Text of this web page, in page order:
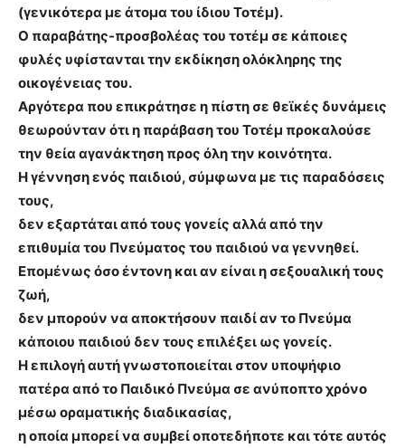
(γενικότερα με άτομα του ίδιου Τοτέμ).
Ο παραβάτης-προσβολέας του τοτέμ σε κάποιες
φυλές υφίστανται την εκδίκηση ολόκληρης της
οικογένειας του.
Αργότερα που επικράτησε η πίστη σε θεϊκές δυνάμεις
θεωρούνταν ότι η παράβαση του Τοτέμ προκαλούσε
την θεία αγανάκτηση προς όλη την κοινότητα.
Η γέννηση ενός παιδιού, σύμφωνα με τις παραδόσεις
τους,
δεν εξαρτάται από τους γονείς αλλά από την
επιθυμία του Πνεύματος του παιδιού να γεννηθεί.
Επομένως όσο έντονη και αν είναι η σεξουαλική τους
ζωή,
δεν μπορούν να αποκτήσουν παιδί αν το Πνεύμα
κάποιου παιδιού δεν τους επιλέξει ως γονείς.
Η επιλογή αυτή γνωστοποιείται στον υποψήφιο
πατέρα από το Παιδικό Πνεύμα σε ανύποπτο χρόνο
μέσω οραματικής διαδικασίας,
η οποία μπορεί να συμβεί οποτεδήποτε και τότε αυτός